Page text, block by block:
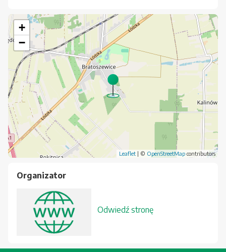
+
−
Leaflet | © OpenStreetMap contributors
Organizator
Odwiedź stronę